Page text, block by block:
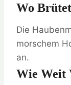
Wo
Die
morschem
an.
Wie Weit